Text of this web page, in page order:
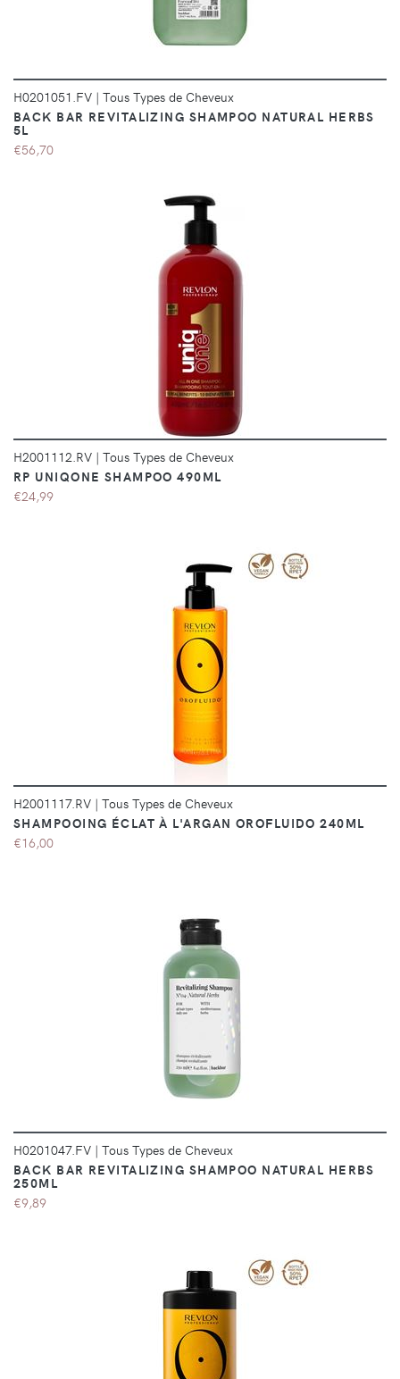
H0201051.FV | Tous Types de Cheveux
BACK BAR REVITALIZING SHAMPOO NATURAL HERBS
5L
€56,70
DÉTAILS
H2001112.RV | Tous Types de Cheveux
RP UNIQONE SHAMPOO 490ML
€24,99
DÉTAILS
H2001117.RV | Tous Types de Cheveux
SHAMPOOING ÉCLAT À L'ARGAN OROFLUIDO 240ML
€16,00
DÉTAILS
H0201047.FV | Tous Types de Cheveux
BACK BAR REVITALIZING SHAMPOO NATURAL HERBS
250ML
€9,89
DÉTAILS